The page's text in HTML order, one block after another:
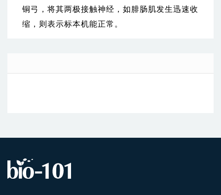
铜弓，将其两极接触神经，如腓肠肌发生迅速收
缩，则表示标本机能正常。